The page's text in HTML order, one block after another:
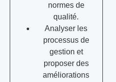
normes de
qualité.
Analyser les
processus de
gestion et
proposer des
améliorations